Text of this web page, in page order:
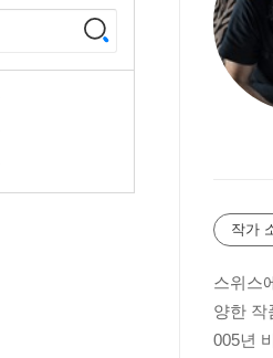
작가
스위스
양한 작
005년